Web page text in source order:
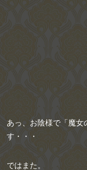
あっ、お陰様で「魔女
す・・・
ではまた。